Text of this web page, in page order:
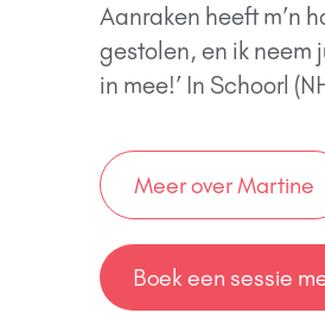
Aanraken heeft m’n
gestolen, en ik neem
in mee!’ In Schoorl
Meer over Martine
Boek een sessie